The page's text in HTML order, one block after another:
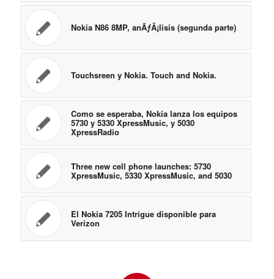
Nokia N86 8MP, anÃƒÂ¡lisis (segunda parte)
Touchsreen y Nokia. Touch and Nokia.
Como se esperaba, Nokia lanza los equipos
5730 y 5330 XpressMusic, y 5030
XpressRadio
Three new cell phone launches: 5730
XpressMusic, 5330 XpressMusic, and 5030
El Nokia 7205 Intrigue disponible para
Verizon